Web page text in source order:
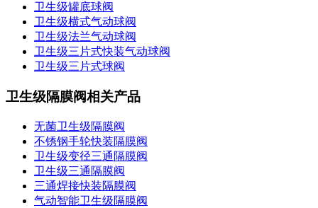
卫生级罐底球阀
卫生级横式气动球阀
卫生级法兰气动球阀
卫生级三片式快装气动球阀
卫生级三片式球阀
卫生级隔膜阀相关产品
无菌卫生级隔膜阀
不锈钢手轮快装隔膜阀
卫生级变径三通隔膜阀
卫生级三通隔膜阀
三通焊接快装隔膜阀
气动智能卫生级隔膜阀